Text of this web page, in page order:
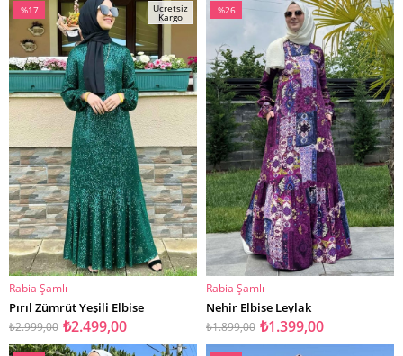
SEPETE EKLE
%17
İndirim
%17İndirim
Ücretsiz
Kargo
Rabia Şamlı
Pırıl Zümrüt Yeşili Elbise
₺2.499,00
₺2.999,00
SEPETE EKLE
%26
%26İndirim
Rabia Şamlı
Nehir Elbise Leylak
₺1.399,00
₺1.899,00